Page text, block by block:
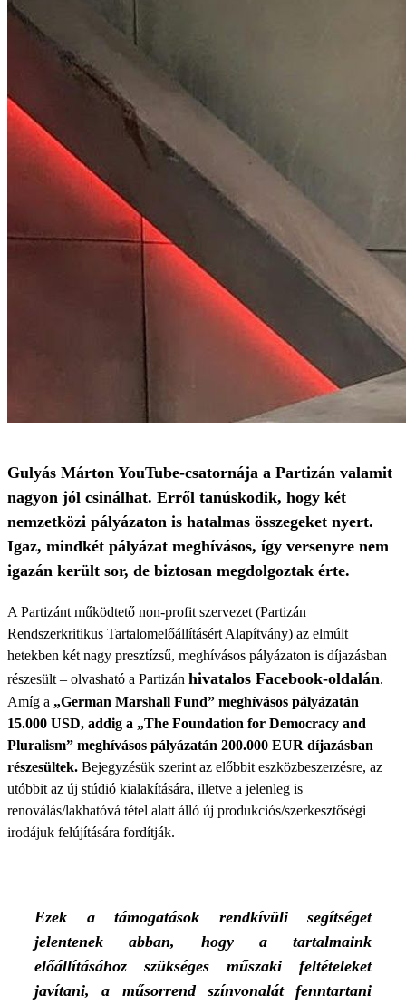
Gulyás Márton YouTube-csatornája a Partizán valamit
nagyon jól csinálhat. Erről tanúskodik, hogy két
nemzetközi pályázaton is hatalmas összegeket nyert.
Igaz, mindkét pályázat meghívásos, így versenyre nem
igazán került sor, de biztosan megdolgoztak érte.
A Partizánt működtető non-profit szervezet (Partizán
Rendszerkritikus Tartalomelőállításért Alapítvány) az elmúlt
hetekben két nagy presztízsű, meghívásos pályázaton is díjazásban
részesült – olvasható a Partizán hivatalos Facebook-oldalán.
Amíg a „German Marshall Fund” meghívásos pályázatán
15.000 USD, addig a „The Foundation for Democracy and
Pluralism” meghívásos pályázatán 200.000 EUR díjazásban
részesültek. Bejegyzésük szerint az előbbit eszközbeszerzésre, az
utóbbit az új stúdió kialakítására, illetve a jelenleg is
renoválás/lakhatóvá tétel alatt álló új produkciós/szerkesztőségi
irodájuk felújítására fordítják.
Ezek a támogatások rendkívüli segítséget
jelentenek abban, hogy a tartalmaink
előállításához szükséges műszaki feltételeket
javítani, a műsorrend színvonalát fenntartani